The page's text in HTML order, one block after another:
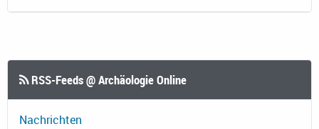
RSS-Feeds @ Archäologie Online
Nachrichten